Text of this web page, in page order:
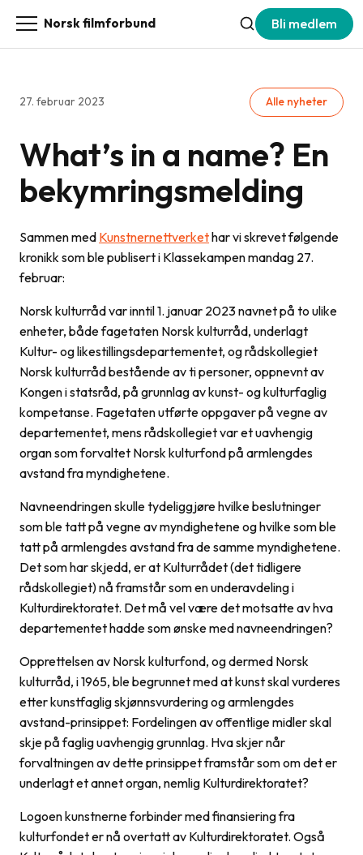
Norsk filmforbund Bli medlem
27. februar 2023 Alle nyheter
What’s in a name? En
bekymringsmelding
Sammen med Kunstnernettverkethar vi skrevet følgende
kronikk som ble publisert i Klassekampen mandag 27.
februar:
Norsk kulturråd var inntil 1. januar 2023 navnet på to ulike
enheter, både fagetaten Norsk kulturråd, underlagt
Kultur- og likestillingsdepartementet, og rådskollegiet
Norsk kulturråd bestående av ti personer, oppnevnt av
Kongen i statsråd, på grunnlag av kunst- og kulturfaglig
kompetanse. Fagetaten utførte oppgaver på vegne av
departementet, mens rådskollegiet var et uavhengig
organ som forvaltet Norsk kulturfond på armlengdes
avstand fra myndighetene.
Navneendringen skulle tydeliggjøre hvilke beslutninger
som ble tatt på vegne av myndighetene og hvilke som ble
tatt på armlengdes avstand fra de samme myndighetene.
Det som har skjedd, er at Kulturrådet (det tidligere
rådskollegiet) nå framstår som en underavdeling i
Kulturdirektoratet. Det må vel være det motsatte av hva
departementet hadde som ønske med navneendringen?
Opprettelsen av Norsk kulturfond, og dermed Norsk
kulturråd, i 1965, ble begrunnet med at kunst skal vurderes
etter kunstfaglig skjønnsvurdering og armlengdes
avstand-prinsippet: Fordelingen av offentlige midler skal
skje på faglig uavhengig grunnlag. Hva skjer når
forvaltningen av dette prinsippet framstår som om det er
underlagt et annet organ, nemlig Kulturdirektoratet?
Logoen kunstnerne forbinder med finansiering fra
kulturfondet er nå overtatt av Kulturdirektoratet. Også